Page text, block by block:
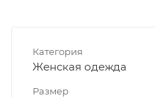
Категория
Женская одежда
Размер